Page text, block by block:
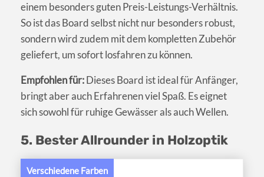
einem besonders guten Preis-Leistungs-Verhältnis.
So ist das Board selbst nicht nur besonders robust,
sondern wird zudem mit dem kompletten Zubehör
geliefert, um sofort losfahren zu können.
Empfohlen für:Dieses Board ist ideal für Anfänger,
bringt aber auch Erfahrenen viel Spaß. Es eignet
sich sowohl für ruhige Gewässer als auch Wellen.
5. Bester Allrounder in Holzoptik
Verschiedene Farben